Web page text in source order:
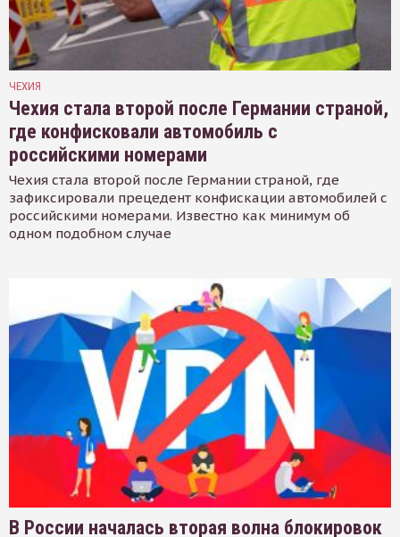
ЧЕХИЯ
Чехия стала второй после Германии страной,
где конфисковали автомобиль с
российскими номерами
Чехия стала второй после Германии страной, где
зафиксировали прецедент конфискации автомобилей с
российскими номерами. Известно как минимум об
одном подобном случае
В России началась вторая волна блокировок